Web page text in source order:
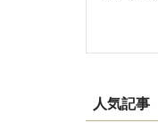
人気記事